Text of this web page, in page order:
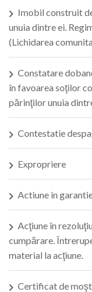
Imobil construit
unuia dintre ei.
(Lichidarea
Constatare
în favoarea soţilor
părinţilor unuia
Contestatie
Expropriere
Actiune in
Acţiune în
cumpărare.
material la acţiune.
Certificat de